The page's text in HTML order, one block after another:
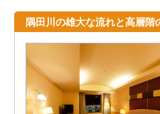
隅田川の雄大な流れと高層階